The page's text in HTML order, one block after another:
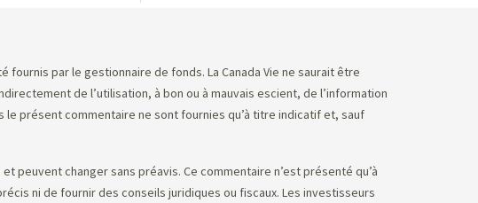
par le gestionnaire de fonds. La Canada Vie ne saurait être
de l’utilisation, à bon ou à mauvais escient, de l’information
présent commentaire ne sont fournies qu’à titre indicatif et, sauf
peuvent changer sans préavis. Ce commentaire n’est présenté qu’à
ni de fournir des conseils juridiques ou fiscaux. Les investisseurs